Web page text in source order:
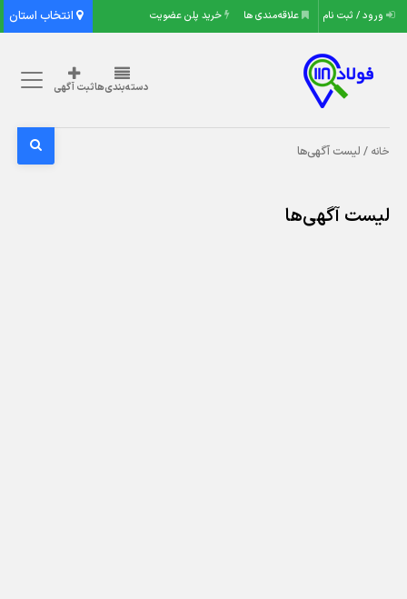
انتخاب استان ورود / ثبت نام علاقه‌مندی ها خرید پلن عضویت
دسته‌بندی‌هاثبت آگهی
خانه / لیست آگهی‌ها
لیست آگهی‌ها